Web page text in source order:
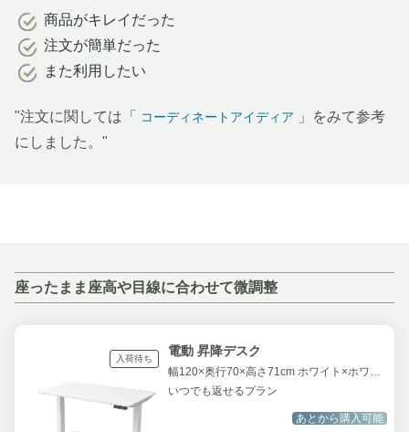
商品がキレイだった
注文が簡単だった
また利用したい
"注文に関しては「 コーディネートアイディア
」をみて参考
にしました。"
座ったまま座高や目線に合わせて微調整
入荷待ち 電動 昇降デスク
幅120×奥行70×高さ71cm ホワイト×ホワイト
いつでも返せるプラン
あとから購入可能